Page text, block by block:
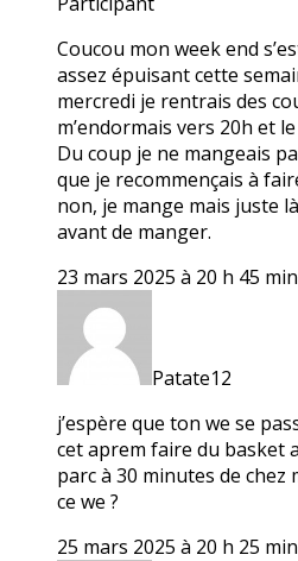
Coucou mon week end
assez épuisant cette
mercredi je rentrais des
m’endormais vers 20h et
Du coup je ne mangeais
que je recommençais à
non, je mange mais juste
avant de manger.
23 mars 2025 à 20 h 45 min
Patate12
j’espère que ton we se
cet aprem faire du basket
parc à 30 minutes de
ce we ?
25 mars 2025 à 20 h 25 min